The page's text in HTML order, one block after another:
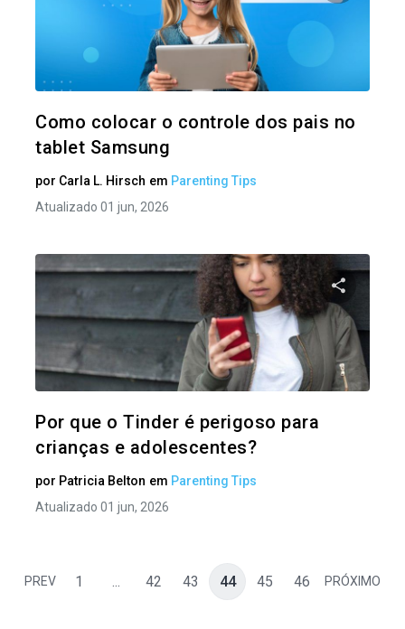
Como colocar o controle dos pais no
tablet Samsung
por Carla L. Hirsch em Parenting Tips
Atualizado 01 jun, 2026
Por que o Tinder é perigoso para
crianças e adolescentes?
por Patricia Belton em Parenting Tips
Atualizado 01 jun, 2026
PREV 1 ... 42 43 44 45 46 PRÓXIMO